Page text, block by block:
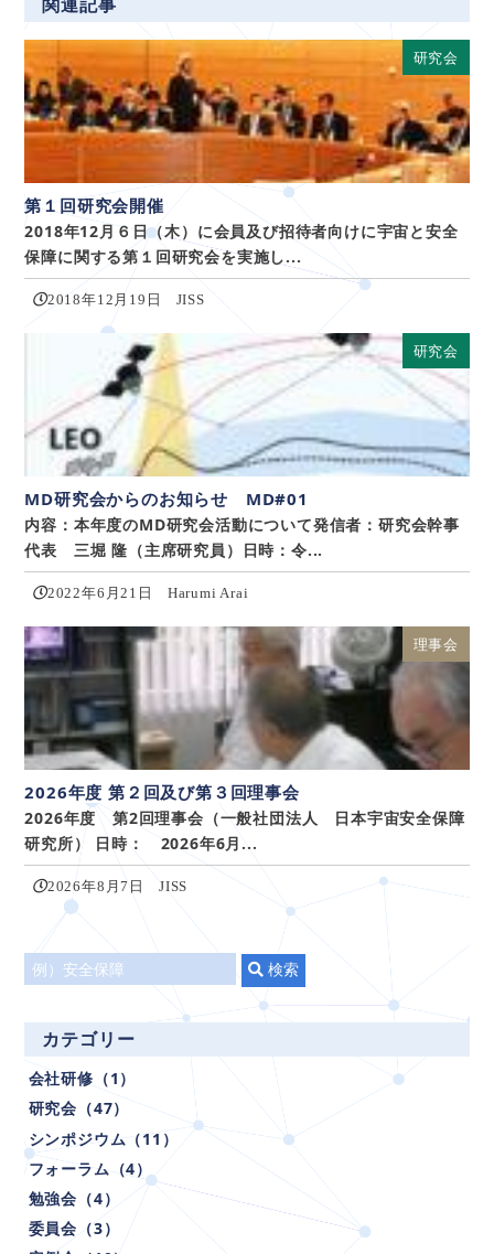
研究会
第１回研究会開催
2018年12月６日（木）に会員及び招待者向けに宇宙と安全
保障に関する第１回研究会を実施し...
2018年12月19日 JISS
研究会
MD研究会からのお知らせ MD#01
内容：本年度のMD研究会活動について発信者：研究会幹事
代表 三堀 隆（主席研究員）日時：令...
2022年6月21日 Harumi Arai
理事会
2026年度 第２回及び第３回理事会
2026年度 第2回理事会（一般社団法人 日本宇宙安全保障
研究所） 日時： 2026年6月...
2026年8月7日 JISS
タ
ト
ル
で
検
索
検索
カテゴリー
会社研修（1）
研究会（47）
シンポジウム（11）
フォーラム（4）
勉強会（4）
委員会（3）